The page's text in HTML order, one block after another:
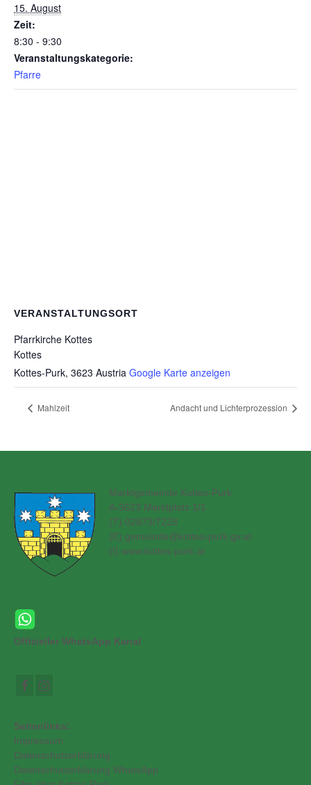
15. August
Zeit:
8:30 - 9:30
Veranstaltungskategorie:
Pfarre
VERANSTALTUNGSORT
Pfarrkirche Kottes
Kottes
Kottes-Purk, 3623 Austria Google Karte anzeigen
Mahlzeit Andacht und Lichterprozession
Marktgemeinde Kottes-Purk
A-3623 Marktplatz 1/1
(T) 02873/7228
(E) gemeinde@kottes-purk.gv.at
(I) www.kottes-purk.at
Offizieller WhatsApp Kanal
Seitenlinks:
Impressum
Datenschutzerklärung
Datenschutzerklärung WhatsApp